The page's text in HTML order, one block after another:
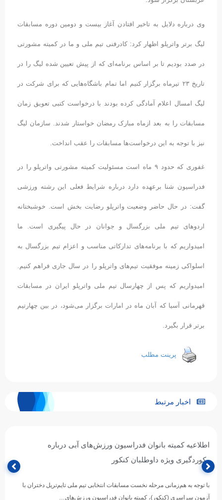
وی درباره دلایل به تاخیر افتادن آغاز بیست و دومین دوره مسابقات
لیگ برتر واترپلو اظهار کرد: کادرفنی تیم ملی و ما در کمیته مشورتی
در صدد بودیم تا بر اساس برنامه‌ای که از پیش‌ تعیین شده لیگ را در
تاریخ ٢٣ تیرماه برگزار کنیم اما تمام باشگاه‌هایی که برای شرکت در
لیگ امسال اعلام آمادگی کرده بودند با درخواست کتبی تعویق زمان
مسابقات را به بعد ازماه مبارک رمضان خواستار شدند. سازمان لیگ
نیز با توجه به این درخواست‌ها مسابقات را عقب انداخت.
غفوری که حدود ٩ ماه است مسئولیت کمیته مشورتی واترپلو را در
فدراسیون شنا برعهده دارد درباره شرایط فعلی این رشته ورزشی
گفت: در حال حاضر وضعیت واترپلو رضایت بخش است. خوشبختانه
اردوهای تیم ملی بزرگسال و جوانان در حال پیگیری است. ما
امیدواریم که با برنامه‌های تدارکاتی مناسب و اعزام تیم بزرگسال به
اسلواکی زمینه موفقیت تیم‌های واترپلو را در سال جاری فراهم کنیم.
امیدواریم که پس از چهارسال تیم ملی واترپلو ایران در مسابقات
قهرمانی آسیا که آبان ‌ماه در امارات برگزار می‌شود، در بین چهارتیم
برتر قرار بگیرد.
پرینت مطلب
اخبار مرتبط
اطلاعیه کمیته بانوان فدراسیون ورزش‌های آبی درباره
رکوردگیری ویژه داوطلبان کنکور
با توجه به هم‌زمانی مرحله نخست مسابقات انتخابی تیم ملی تایم‌تریل دختران با
آزمون سراسری (کنکور)، کمیته بانوان فدراسیون ورزش‌های…